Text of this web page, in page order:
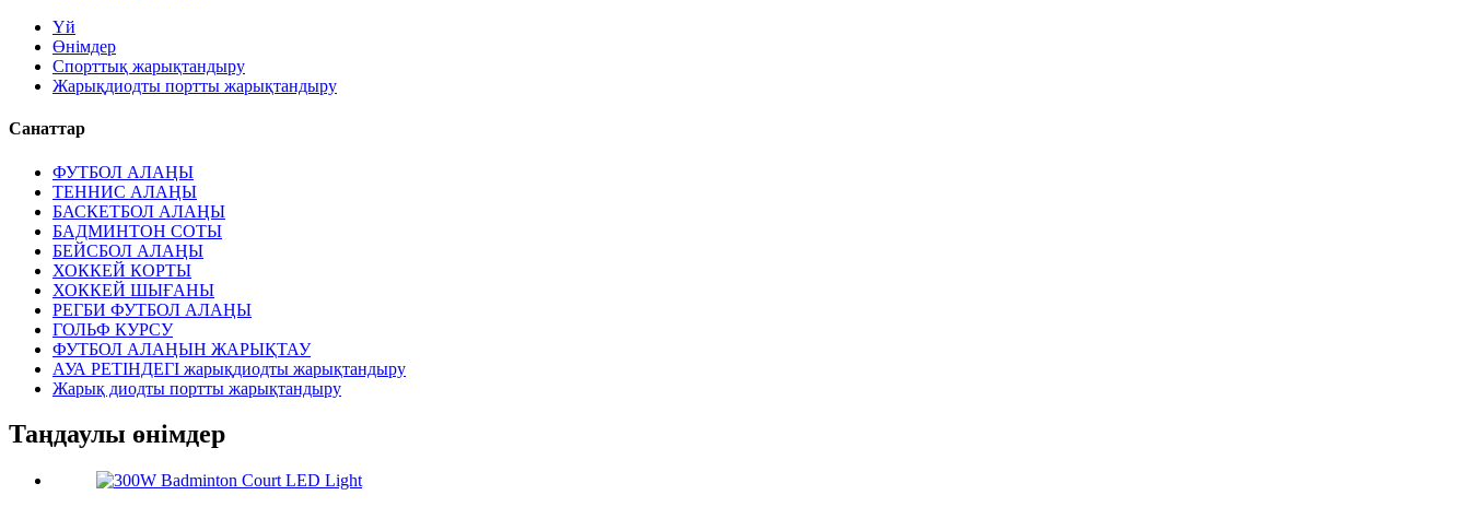
Үй
Өнімдер
Спорттық жарықтандыру
Жарықдиодты портты жарықтандыру
Санаттар
ФУТБОЛ АЛАҢЫ
ТЕННИС АЛАҢЫ
БАСКЕТБОЛ АЛАҢЫ
БАДМИНТОН СОТЫ
БЕЙСБОЛ АЛАҢЫ
ХОККЕЙ КОРТЫ
ХОККЕЙ ШЫҒАНЫ
РЕГБИ ФУТБОЛ АЛАҢЫ
ГОЛЬФ КУРСУ
ФУТБОЛ АЛАҢЫН ЖАРЫҚТАУ
АУА РЕТІНДЕГІ жарықдиодты жарықтандыру
Жарық диодты портты жарықтандыру
Таңдаулы өнімдер